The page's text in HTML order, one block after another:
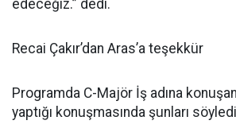
edeceğiz.” dedi.
Recai Çakır’dan Aras’a teşekkür
Programda C-Majör İş adına
yaptığı konuşmasında şunları